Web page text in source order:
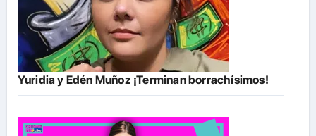
Yuridia y Edén Muñoz ¡Terminan borrachísimos!